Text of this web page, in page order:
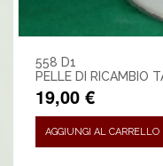
558 D1
PELLE DI RICAMBIO
19,00 €
AGGIUNGI AL CARRELLO